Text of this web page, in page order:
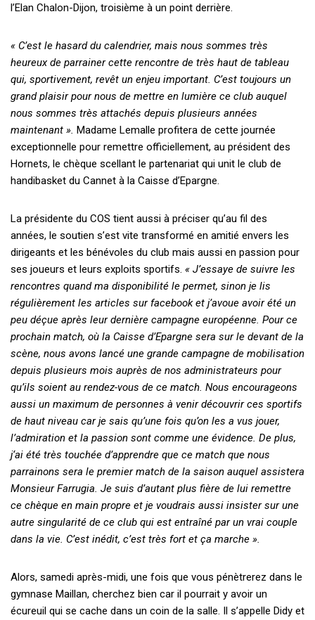
l’Elan Chalon-Dijon, troisième à un point derrière.
« C’est le hasard du calendrier, mais nous sommes très
heureux de parrainer cette rencontre de très haut de tableau
qui, sportivement, revêt un enjeu important. C’est toujours un
grand plaisir pour nous de mettre en lumière ce club auquel
nous sommes très attachés depuis plusieurs années
maintenant ». Madame Lemalle profitera de cette journée
exceptionnelle pour remettre officiellement, au président des
Hornets, le chèque scellant le partenariat qui unit le club de
handibasket du Cannet à la Caisse d’Epargne.
La présidente du COS tient aussi à préciser qu’au fil des
années, le soutien s’est vite transformé en amitié envers les
dirigeants et les bénévoles du club mais aussi en passion pour
ses joueurs et leurs exploits sportifs. « J’essaye de suivre les
rencontres quand ma disponibilité le permet, sinon je lis
régulièrement les articles sur facebook et j’avoue avoir été un
peu déçue après leur dernière campagne européenne. Pour ce
prochain match, où la Caisse d’Epargne sera sur le devant de la
scène, nous avons lancé une grande campagne de mobilisation
depuis plusieurs mois auprès de nos administrateurs pour
qu’ils soient au rendez-vous de ce match. Nous encourageons
aussi un maximum de personnes à venir découvrir ces sportifs
de haut niveau car je sais qu’une fois qu’on les a vus jouer,
l’admiration et la passion sont comme une évidence. De plus,
j‘ai été très touchée d’apprendre que ce match que nous
parrainons sera le premier match de la saison auquel assistera
Monsieur Farrugia. Je suis d’autant plus fière de lui remettre
ce chèque en main propre et je voudrais aussi insister sur une
autre singularité de ce club qui est entraîné par un vrai couple
dans la vie. C’est inédit, c’est très fort et ça marche ».
Alors, samedi après-midi, une fois que vous pénètrerez dans le
gymnase Maillan, cherchez bien car il pourrait y avoir un
écureuil qui se cache dans un coin de la salle. Il s’appelle Didy et